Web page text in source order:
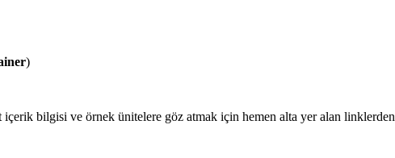
)
içerik bilgisi ve örnek ünitelere göz atmak için hemen alta yer alan linklerden